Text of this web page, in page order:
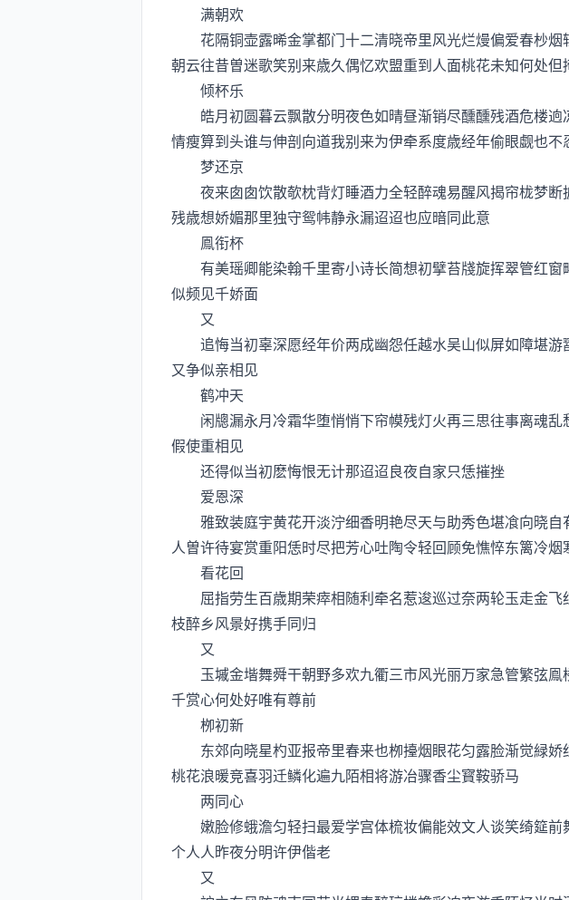
满朝欢
花隔铜壶露晞金掌都门十二清晓帝里风光烂熳偏爱春杪
朝云往昔曽迷歌笑别来歳久偶忆欢盟重到人面桃花未知何处
倾杯乐
皓月初圆暮云飘散分明夜色如晴昼渐销尽醺醺残酒危楼
情瘦算到头谁与伸剖向道我别来为伊牵系度歳经年偷眼觑也
梦还京
夜来囱囱饮散欹枕背灯睡酒力全轻醉魂易醒风揭帘栊梦
残歳想娇媚那里独守鸳帏静永漏迢迢也应暗同此意
鳯衔杯
有美瑶卿能染翰千里寄小诗长简想初擘苔牋旋挥翠管红
似频见千娇面
又
追悔当初辜深愿经年价两成幽怨任越水吴山似屏如障堪
又争似亲相见
鹤冲天
闲牕漏永月冷霜华堕悄悄下帘幙残灯火再三思往事离魂乱
假使重相见
还得似当初麽悔恨无计那迢迢良夜自家只恁摧挫
爱恩深
雅致装庭宇黄花开淡泞细香明艳尽天与助秀色堪飡向晓
人曽许待宴赏重阳恁时尽把芳心吐陶令轻回顾免憔悴东篱冷烟
看花回
屈指劳生百歳期荣瘁相随利牵名惹逡巡过奈两轮玉走金
枝醉乡风景好携手同归
又
玉墄金堦舞舜干朝野多欢九衢三市风光丽万家急管繁弦
千赏心何处好唯有尊前
栁初新
东郊向晓星杓亚报帝里春来也栁擡烟眼花匀露脸渐觉緑
桃花浪暖竞喜羽迁鳞化遍九陌相将游冶骤香尘寳鞍骄马
两同心
嫩脸修蛾澹匀轻扫最爱学宫体梳妆偏能效文人谈笑绮筵
个人人昨夜分明许伊偕老
又